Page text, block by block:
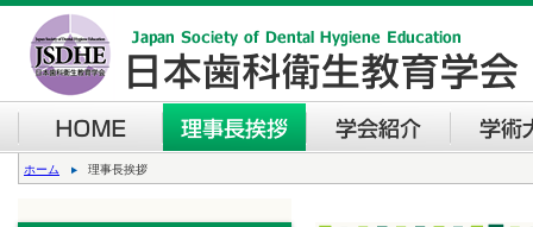
ホーム 理事長挨拶